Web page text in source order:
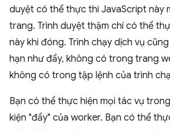
duyệt có thể thực thi JavaScript này
trang. Trình duyệt thậm chí có thể
này khi đóng. Trình chạy dịch vụ
hạn như đẩy, không có trong trang
không có trong tập lệnh của trình
Bạn có thể thực hiện mọi tác vụ
kiện "đẩy" của worker. Bạn có thể